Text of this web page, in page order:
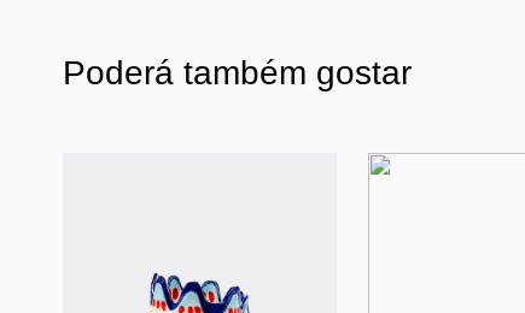
Poderá também gostar